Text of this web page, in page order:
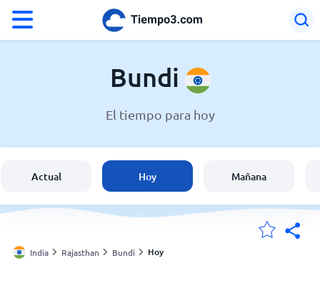
España
Argentina
Bundi
El tiempo para hoy
Actual Hoy Mañana
India Rajasthan Bundi Hoy